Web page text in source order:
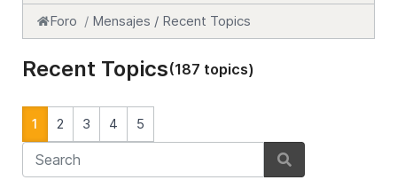
Foro Mensajes / Recent Topics
Recent Topics(187 topics)
1 2 3 4 5